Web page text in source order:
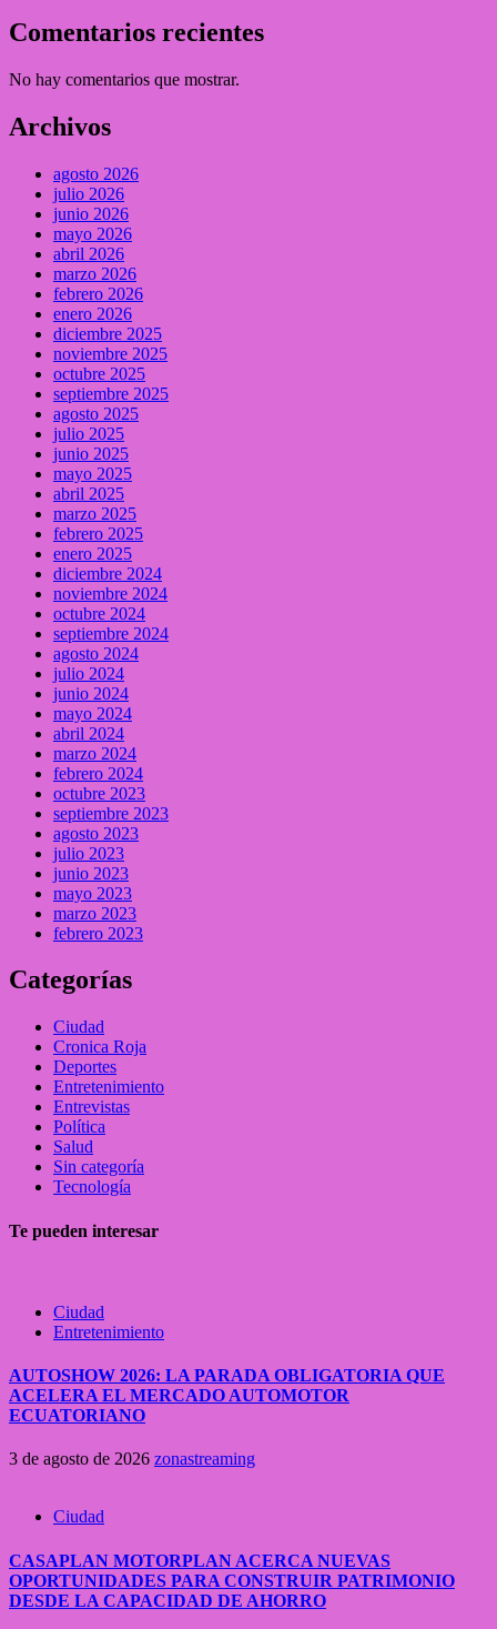
Comentarios recientes
No hay comentarios que mostrar.
Archivos
agosto 2026
julio 2026
junio 2026
mayo 2026
abril 2026
marzo 2026
febrero 2026
enero 2026
diciembre 2025
noviembre 2025
octubre 2025
septiembre 2025
agosto 2025
julio 2025
junio 2025
mayo 2025
abril 2025
marzo 2025
febrero 2025
enero 2025
diciembre 2024
noviembre 2024
octubre 2024
septiembre 2024
agosto 2024
julio 2024
junio 2024
mayo 2024
abril 2024
marzo 2024
febrero 2024
octubre 2023
septiembre 2023
agosto 2023
julio 2023
junio 2023
mayo 2023
marzo 2023
febrero 2023
Categorías
Ciudad
Cronica Roja
Deportes
Entretenimiento
Entrevistas
Política
Salud
Sin categoría
Tecnología
Te pueden interesar
Ciudad
Entretenimiento
AUTOSHOW 2026: LA PARADA OBLIGATORIA QUE
ACELERA EL MERCADO AUTOMOTOR
ECUATORIANO
3 de agosto de 2026 zonastreaming
Ciudad
CASAPLAN MOTORPLAN ACERCA NUEVAS
OPORTUNIDADES PARA CONSTRUIR PATRIMONIO
DESDE LA CAPACIDAD DE AHORRO